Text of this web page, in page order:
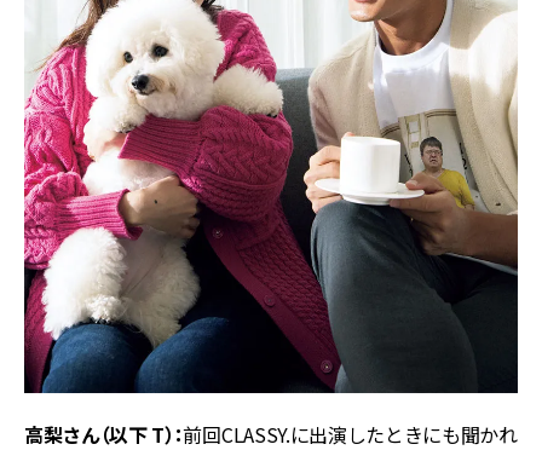
高梨さん（以下 T）：前回CLASSY.に出演したときにも聞かれ